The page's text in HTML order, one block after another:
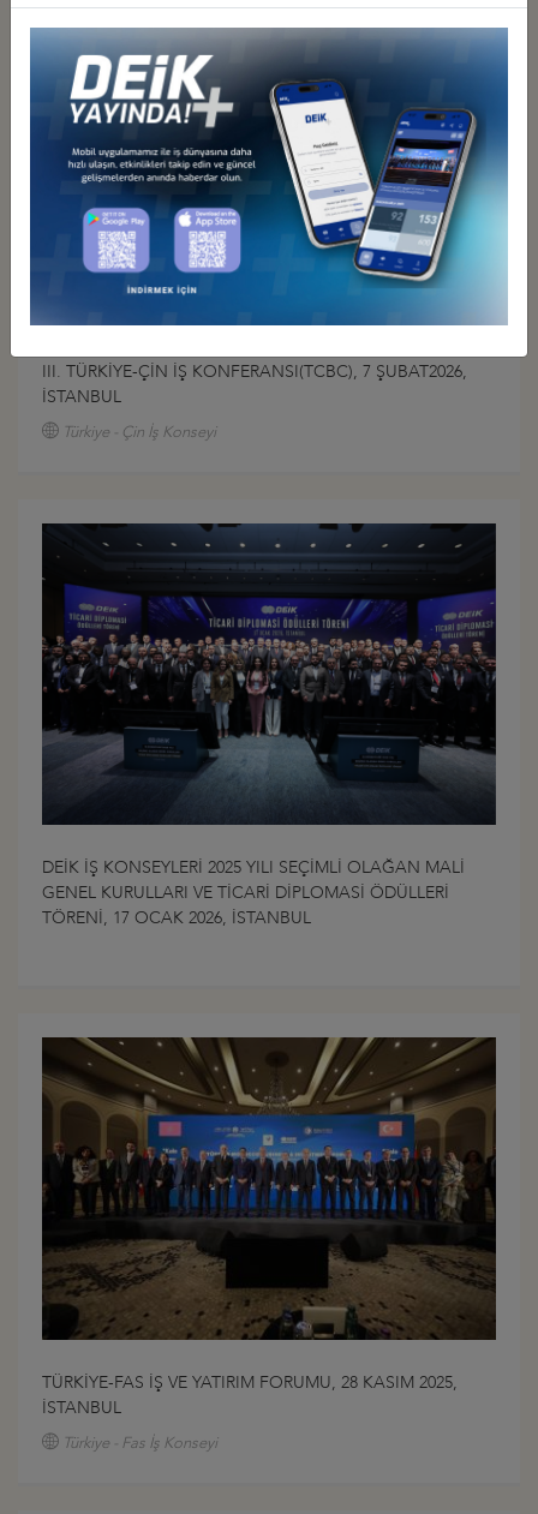
Türkiye - Avrasya İş Konseyleri
III. TÜRKİYE-ÇİN İŞ KONFERANSI(TCBC), 7 ŞUBAT2026,
İSTANBUL
Türkiye - Çin İş Konseyi
DEİK İŞ KONSEYLERİ 2025 YILI SEÇİMLİ OLAĞAN MALİ
GENEL KURULLARI VE TİCARİ DİPLOMASİ ÖDÜLLERİ
TÖRENİ, 17 OCAK 2026, İSTANBUL
TÜRKİYE-FAS İŞ VE YATIRIM FORUMU, 28 KASIM 2025,
İSTANBUL
Türkiye - Fas İş Konseyi